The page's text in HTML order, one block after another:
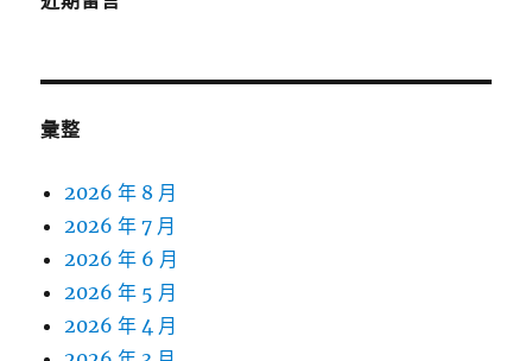
彙整
2026 年 8 月
2026 年 7 月
2026 年 6 月
2026 年 5 月
2026 年 4 月